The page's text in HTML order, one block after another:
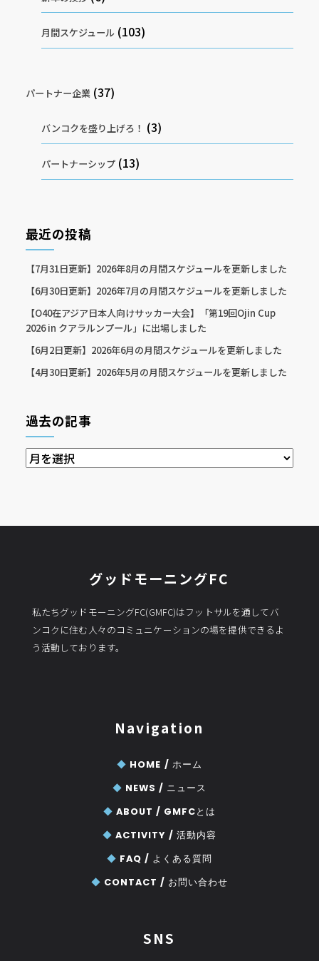
月間スケジュール (103)
パートナー企業 (37)
バンコクを盛り上げろ！ (3)
パートナーシップ (13)
最近の投稿
【7月31日更新】2026年8月の月間スケジュールを更新しました
【6月30日更新】2026年7月の月間スケジュールを更新しました
【O40在アジア日本人向けサッカー大会】「第19回Ojin Cup
2026 in クアラルンプール」に出場しました
【6月2日更新】2026年6月の月間スケジュールを更新しました
【4月30日更新】2026年5月の月間スケジュールを更新しました
過去の記事
過
去
事
グッドモーニングFC
私たちグッドモーニングFC(GMFC)はフットサルを通してバ
ンコクに住む人々のコミュニケーションの場を提供できるよ
う活動しております。
Navigation
◆ HOME / ホーム
◆ NEWS / ニュース
◆ ABOUT / GMFCとは
◆ ACTIVITY / 活動内容
◆ FAQ / よくある質問
◆ CONTACT / お問い合わせ
SNS